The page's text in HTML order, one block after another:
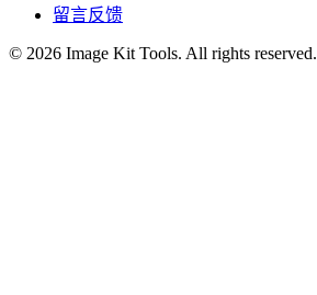
留言反馈
© 2026 Image Kit Tools. All rights reserved.